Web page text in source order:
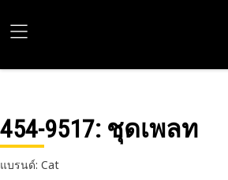
454-9517: ชุดเพลท
แบรนด์: Cat